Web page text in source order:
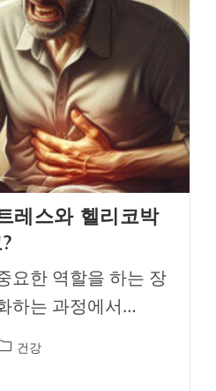
레스와 헬리코박
요한 역할을 하는 장
하는 과정에서…
건강